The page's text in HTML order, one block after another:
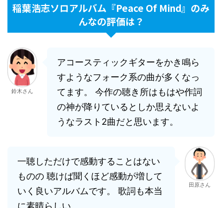
稲葉浩志ソロアルバム『Peace Of Mind』のみ
んなの評価は？
鈴木さん
アコースティックギターをかき鳴ら
すようなフォーク系の曲が多くなっ
てます。 今作の聴き所はもはや作詞
の神が降りているとしか思えないよ
うなラスト2曲だと思います。
一聴しただけで感動することはない
ものの 聴けば聞くほど感動が増して
いく良いアルバムです。 歌詞も本当
に素晴らしい。
田原さん